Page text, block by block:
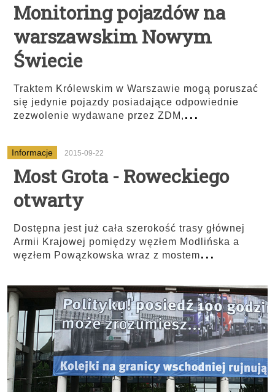
Monitoring pojazdów na
warszawskim Nowym
Świecie
Traktem Królewskim w Warszawie mogą poruszać
się jedynie pojazdy posiadające odpowiednie
zezwolenie wydawane przez ZDM,...
Informacje 2015-09-22
Most Grota - Roweckiego
otwarty
Dostępna jest już cała szerokość trasy głównej
Armii Krajowej pomiędzy węzłem Modlińska a
węzłem Powązkowska wraz z mostem...